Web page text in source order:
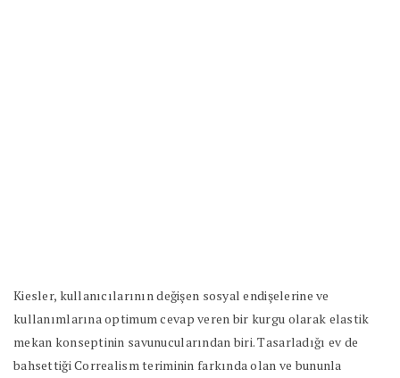
Kiesler, kullanıcılarının değişen sosyal endişelerine ve
kullanımlarına optimum cevap veren bir kurgu olarak elastik
mekan konseptinin savunucularından biri. Tasarladığı ev de
bahsettiği Correalism teriminin farkında olan ve bununla